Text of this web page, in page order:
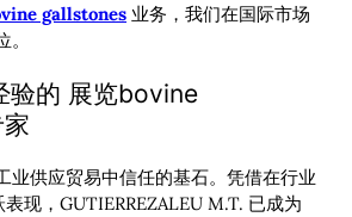
gallstones 业务，我们在国际市场
验的 展览bovine
业供应贸易中信任的基石。凭借在行业
现，GUTIERREZALEU M.T. 已成为